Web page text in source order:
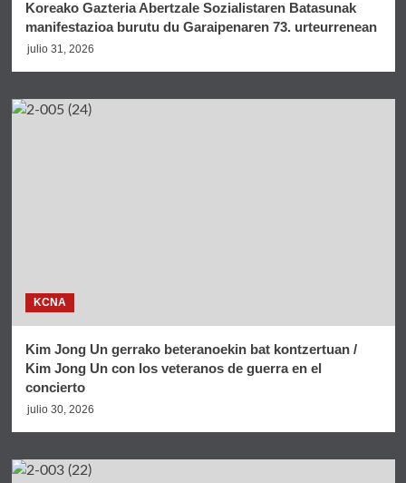
Koreako Gazteria Abertzale Sozialistaren Batasunak
manifestazioa burutu du Garaipenaren 73. urteurrenean
julio 31, 2026
KCNA
Kim Jong Un gerrako beteranoekin bat kontzertuan /
Kim Jong Un con los veteranos de guerra en el
concierto
julio 30, 2026